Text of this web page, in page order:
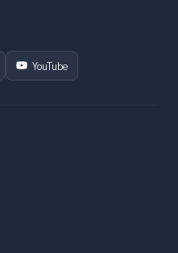
YouTube